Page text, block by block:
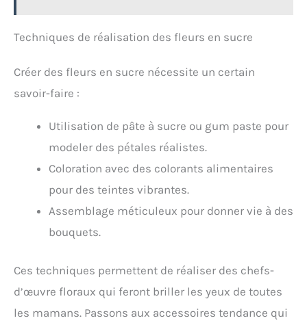
Techniques de réalisation des fleurs en sucre
Créer des fleurs en sucre nécessite un certain
savoir-faire :
Utilisation de pâte à sucre ou gum paste pour
modeler des pétales réalistes.
Coloration avec des colorants alimentaires
pour des teintes vibrantes.
Assemblage méticuleux pour donner vie à des
bouquets.
Ces techniques permettent de réaliser des chefs-
d’œuvre floraux qui feront briller les yeux de toutes
les mamans. Passons aux accessoires tendance qui